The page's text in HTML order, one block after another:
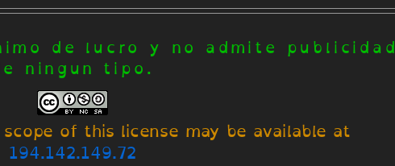
de lucro y no admite publicidad
ningun tipo.
of this license may be available at
194.142.149.72